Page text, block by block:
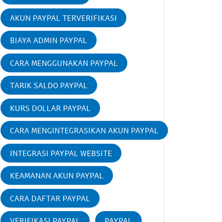
AKUN PAYPAL TERVERIFIKASI
BIAYA ADMIN PAYPAL
CARA MENGGUNAKAN PAYPAL
TARIK SALDO PAYPAL
KURS DOLLAR PAYPAL
CARA MENGINTEGRASIKAN AKUN PAYPAL
INTEGRASI PAYPAL WEBSITE
KEAMANAN AKUN PAYPAL
CARA DAFTAR PAYPAL